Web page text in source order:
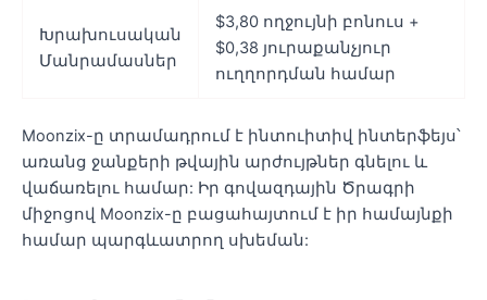
Խրախուսական
Մանրամասներ
$3,80 ողջույնի բոնուս +
$0,38 յուրաքանչյուր
ուղղորդման համար
Moonzix-ը տրամադրում է ինտուիտիվ ինտերֆեյս՝
առանց ջանքերի թվային արժույթներ գնելու և
վաճառելու համար: Իր գովազդային Ծրագրի
միջոցով Moonzix-ը բացահայտում է իր համայնքի
համար պարգևատրող սխեման: